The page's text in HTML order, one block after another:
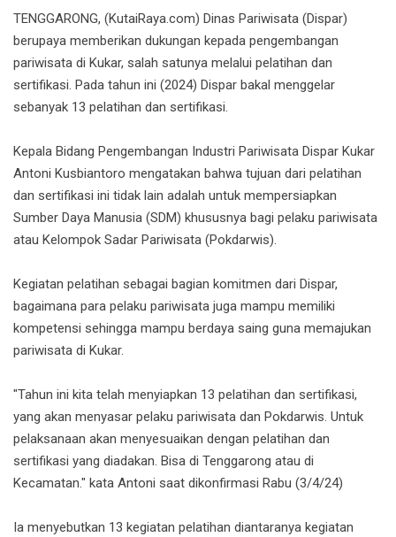
TENGGARONG, (KutaiRaya.com) Dinas Pariwisata (Dispar)
berupaya memberikan dukungan kepada pengembangan
pariwisata di Kukar, salah satunya melalui pelatihan dan
sertifikasi. Pada tahun ini (2024) Dispar bakal menggelar
sebanyak 13 pelatihan dan sertifikasi.
Kepala Bidang Pengembangan Industri Pariwisata Dispar Kukar
Antoni Kusbiantoro mengatakan bahwa tujuan dari pelatihan
dan sertifikasi ini tidak lain adalah untuk mempersiapkan
Sumber Daya Manusia (SDM) khususnya bagi pelaku pariwisata
atau Kelompok Sadar Pariwisata (Pokdarwis).
Kegiatan pelatihan sebagai bagian komitmen dari Dispar,
bagaimana para pelaku pariwisata juga mampu memiliki
kompetensi sehingga mampu berdaya saing guna memajukan
pariwisata di Kukar.
"Tahun ini kita telah menyiapkan 13 pelatihan dan sertifikasi,
yang akan menyasar pelaku pariwisata dan Pokdarwis. Untuk
pelaksanaan akan menyesuaikan dengan pelatihan dan
sertifikasi yang diadakan. Bisa di Tenggarong atau di
Kecamatan." kata Antoni saat dikonfirmasi Rabu (3/4/24)
Ia menyebutkan 13 kegiatan pelatihan diantaranya kegiatan